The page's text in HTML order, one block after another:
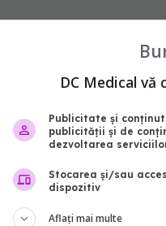
producerea de
a
colesterol rău din
DC Medical vă
Publicitate și
publicității și de
dezvoltarea
Stocarea și/sau
dispozitiv
Aflați mai multe